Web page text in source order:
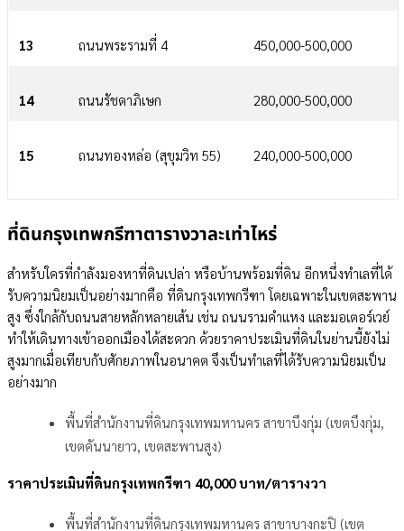
13 ถนนพระรามที่ 4 450,000-500,000
14 ถนนรัชดาภิเษก 280,000-500,000
15 ถนนทองหล่อ (สุขุมวิท 55) 240,000-500,000
ที่ดินกรุงเทพกรีฑาตารางวาละเท่าไหร่
สำหรับใครที่กำลังมองหาที่ดินเปล่า หรือบ้านพร้อมที่ดิน อีกหนึ่งทำเลที่ได้
รับความนิยมเป็นอย่างมากคือ ที่ดินกรุงเทพกรีฑา โดยเฉพาะในเขตสะพาน
สูง ซึ่งใกล้กับถนนสายหลักหลายเส้น เช่น ถนนรามคำแหง และมอเตอร์เวย์
ทำให้เดินทางเข้าออกเมืองได้สะดวก ด้วยราคาประเมินที่ดินในย่านนี้ยังไม่
สูงมากเมื่อเทียบกับศักยภาพในอนาคต จึงเป็นทำเลที่ได้รับความนิยมเป็น
อย่างมาก
พื้นที่สำนักงานที่ดินกรุงเทพมหานคร สาขาบึงกุ่ม (เขตบึงกุ่ม,
เขตคันนายาว, เขตสะพานสูง)
ราคาประเมินที่ดินกรุงเทพกรีฑา 40,000 บาท/ตารางวา
พื้นที่สำนักงานที่ดินกรุงเทพมหานคร สาขาบางกะปิ (เขต